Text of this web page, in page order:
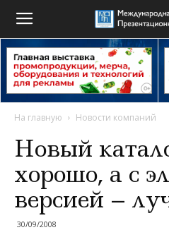
На главную Новости компаний
Новый
хорошо, а с
версией –
30/09/2008